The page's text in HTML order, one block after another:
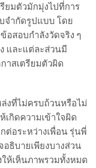
ยมตัวมักมุ่งไปที่การ
จำกัดรูปแบบ โดย
สอบกำลังวัดจริง ๆ
และแต่ละส่วนมี
าสเตรียมตัวผิด
งที่ไม่ครบถ้วนหรือไม่
เกิดความเข้าใจผิด
ต่อระหว่างเพื่อน รุ่นพี่
ธิบายเพียงบางส่วน
ห้เห็นภาพรวมทั้งหมด